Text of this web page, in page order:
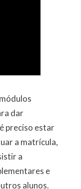
dar
preciso estar
a matrícula,
a
e
alunos.